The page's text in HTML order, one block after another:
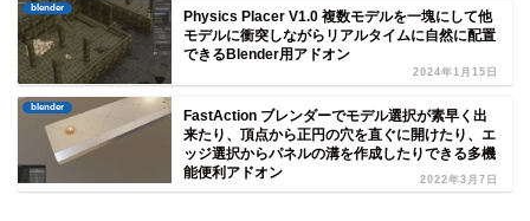
blender
Physics Placer V1.0 複数モデルを一塊にして他
モデルに衝突しながらリアルタイムに自然に配置
できるBlender用アドオン
2024年1月15日
blender
FastAction ブレンダーでモデル選択が素早く出
来たり、頂点から正円の穴を直ぐに開けたり、エ
ッジ選択からパネルの溝を作成したりできる多機
能便利アドオン
2022年3月7日